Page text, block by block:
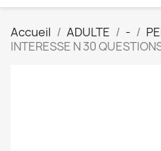
Accueil ADULTE -
INTERESSE N 30